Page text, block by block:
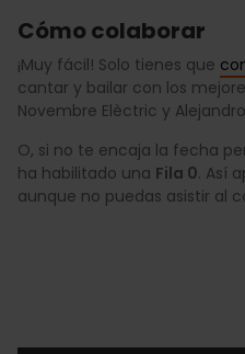
Cómo colaborar
¡Muy fácil! Solo tienes que
cantar y bailar con los
Novembre Elèctric y
O, si no te encaja la fecha
ha habilitado una Fila 0. Así
aunque no puedas asistir al